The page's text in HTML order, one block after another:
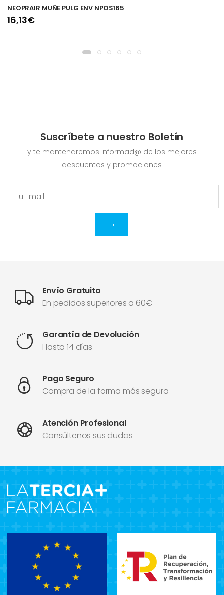
NEOPRAIR MUÑE PULG ENV NPOS165
16,13€
Suscríbete a nuestro Boletín
y te mantendremos informad@ de los mejores
descuentos y promociones
Envío Gratuito
En pedidos superiores a 60€
Garantía de Devolución
Hasta 14 días
Pago Seguro
Compra de la forma más segura
Atención Profesional
Consúltenos sus dudas